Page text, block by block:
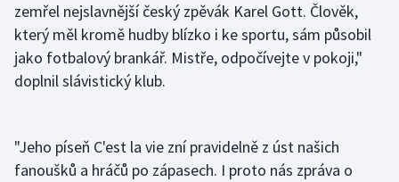
Stolní tenis
Triatlon
Vodní slalom
zemřel nejslavnější český zpěvák Karel Gott. Člověk,
který měl kromě hudby blízko i ke sportu, sám působil
jako fotbalový brankář. Mistře, odpočívejte v pokoji,"
doplnil slávistický klub.
"Jeho píseň C'est la vie zní pravidelně z úst našich
fanoušků a hráčů po zápasech. I proto nás zpráva o